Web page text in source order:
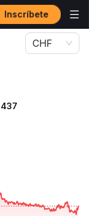
Inscríbete
PRIME
CHF